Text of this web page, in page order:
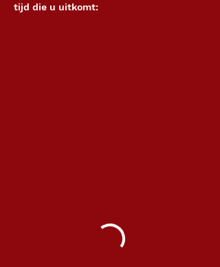
tijd die u uitkomt: